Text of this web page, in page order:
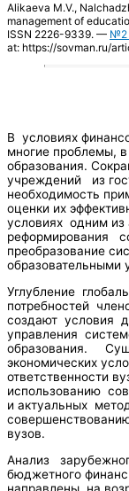
Alikaeva M.V.,
management of
ISSN 2226-9339. — №2
at: https://sovman.ru/
В условиях
многие проблемы,
образования.
учреждений из
необходимость
оценки их
условиях одним из
реформирования
преобразование
образовательными
Углубление
потребностей
создают условия
управления
образования.
экономических
ответственности
использованию
и актуальных
вузов.
Анализ
бюджетного
направлены на